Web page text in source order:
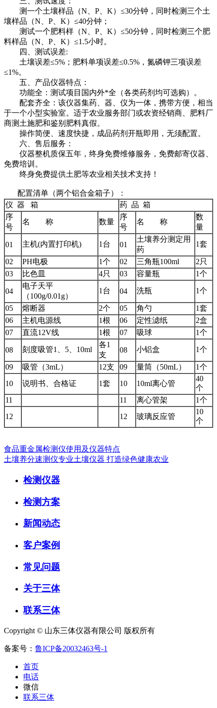
测一个土壤样品（N、P、K）≤30分钟，同时检测三个土
壤样品（N、P、K）≤40分钟；
测试一个肥料样（N、P、K）≤50分钟，同时检测三个肥
料样品（N、P、K）≤1.5小时。
四、测试误差:
土壤误差≤5%；肥料单项误差≤0.5%，氮磷钾三项误差
≤1%。
五、产品仪器特点：
功能全：测试项目国内外*全（各类药剂均可选购）。
配套齐全：该仪器集药、器、仪为一体，携带方便，相当
于一个小型实验室。适于农业服务部门或农资经销商、肥料厂
商测土施肥和鉴别肥料真假。
操作简便、速度快捷，成品药剂开瓶即用，无须配置。
六、售后服务：
仪器整机质保五年，终身免费维修服务，免费邮寄仪器、
免费培训。
终身免费提供土肥等农业相关技术支持！
配置清单（两个铝合金箱子）：
仪 器 箱
药 品 箱
序
号
名 称 数量
序
号
名 称
数
量
01 主机(内置打印机) 1台 01
土壤养分测定用
药
1套
02 PH电极 1个 02 三角瓶100ml
2只
03
比色皿 4只 03 容量瓶 1个
04
电子天平
（100g/0.01g）
1台 04 洗瓶 1个
05 熔断器 2个 05 角勺
1套
06
主机电源线 1根 06 定性滤纸
2盒
07
直流12V线 1根 07 吸球 1个
08 刻度吸管1、5、10ml
各1
支
08 小铝盒 1个
09 吸管（3mL） 12支 09 量筒（50mL）
1个
10
说明书、合格证 1套 10 10ml离心管
40
个
11
11 离心管架
1个
12
12 玻璃反应管
10
个
食品重金属检测仪使用及仪器特点
土壤养分速测仪专业土壤仪器 打造绿色健康农业
检测仪器
检测方案
新闻动态
客户案例
常见问题
关于三体
联系三体
Copyright © 山东三体仪器有限公司 版权所有
备案号： 鲁ICP备20032463号-1
首页
电话
微信
联系三体